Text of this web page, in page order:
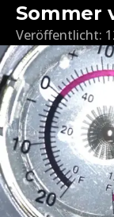
Sommer
Veröffentlicht: